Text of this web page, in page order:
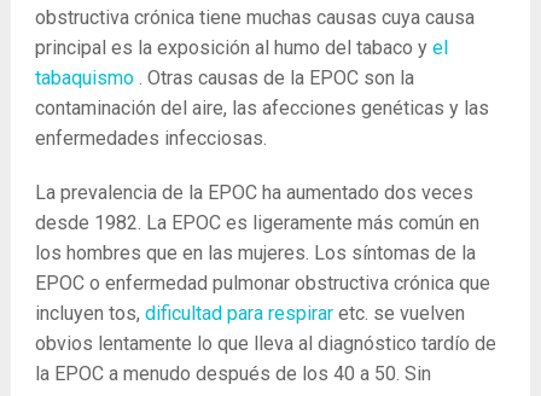
obstructiva crónica tiene muchas causas cuya causa
principal es la exposición al humo del tabaco y el
tabaquismo . Otras causas de la EPOC son la
contaminación del aire, las afecciones genéticas y las
enfermedades infecciosas.
La prevalencia de la EPOC ha aumentado dos veces
desde 1982. La EPOC es ligeramente más común en
los hombres que en las mujeres. Los síntomas de la
EPOC o enfermedad pulmonar obstructiva crónica que
incluyen tos, dificultad para respirar etc. se vuelven
obvios lentamente lo que lleva al diagnóstico tardío de
la EPOC a menudo después de los 40 a 50. Sin